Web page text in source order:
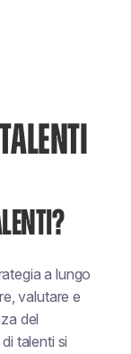
a lungo
valutare e
del
talenti si